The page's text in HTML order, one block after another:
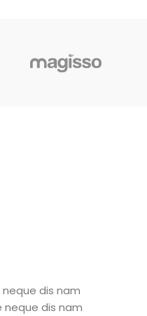
dis nam
dis nam